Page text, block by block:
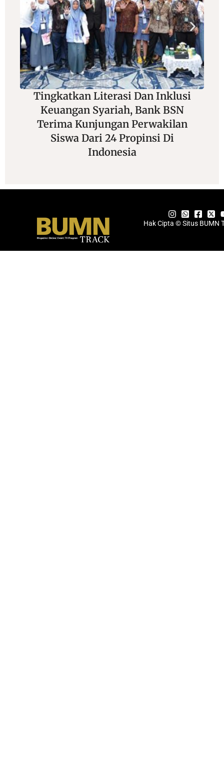
Tingkatkan Literasi Dan Inklusi
Keuangan Syariah, Bank BSN
Terima Kunjungan Perwakilan
Siswa Dari 24 Propinsi Di
Indonesia
Hak Cipta © Situs BUMN